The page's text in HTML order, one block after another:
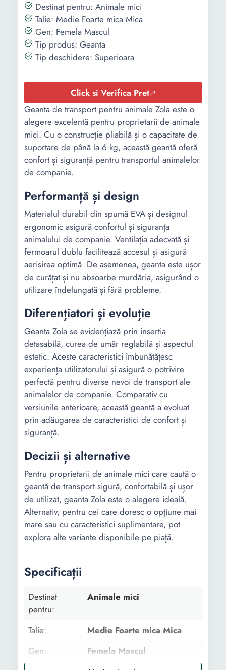
Destinat pentru: Animale mici
Talie: Medie Foarte mica Mica
Gen: Femela Mascul
Tip produs: Geanta
Tip deschidere: Superioara
Click si Verifica Pret
Geanta de transport pentru animale Zola este o
alegere excelentă pentru proprietarii de animale
mici. Cu o construcție pliabilă și o capacitate de
suportare de până la 6 kg, această geantă oferă
confort și siguranță pentru transportul animalelor
de companie.
Performanță și design
Materialul durabil din spumă EVA și designul
ergonomic asigură confortul și siguranța
animalului de companie. Ventilația adecvată și
fermoarul dublu facilitează accesul și asigură
aerisirea optimă. De asemenea, geanta este ușor
de curățat și nu absoarbe murdăria, asigurând o
utilizare îndelungată și fără probleme.
Diferențiatori și evoluție
Geanta Zola se evidențiază prin insertia
detasabilă, curea de umăr reglabilă și aspectul
estetic. Aceste caracteristici îmbunătățesc
experiența utilizatorului și asigură o potrivire
perfectă pentru diverse nevoi de transport ale
animalelor de companie. Comparativ cu
versiunile anterioare, această geantă a evoluat
prin adăugarea de caracteristici de confort și
siguranță.
Decizii și alternative
Pentru proprietarii de animale mici care caută o
geantă de transport sigură, confortabilă și ușor
de utilizat, geanta Zola este o alegere ideală.
Alternativ, pentru cei care doresc o opțiune mai
mare sau cu caracteristici suplimentare, pot
explora alte variante disponibile pe piață.
Specificații
Destinat
pentru:
Animale mici
Talie:
Medie Foarte mica Mica
Gen:
Femela Mascul